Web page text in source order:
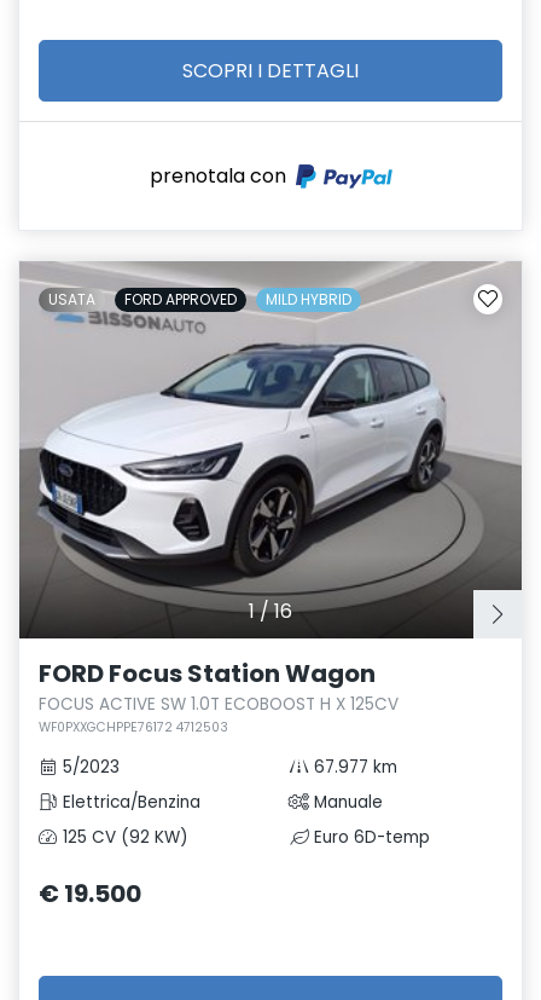
SCOPRI I DETTAGLI
prenotala con
1/16
USATA FORD APPROVED MILD HYBRID
FORD Focus Station Wagon
FOCUS ACTIVE SW 1.0T ECOBOOST H X 125CV
WF0PXXGCHPPE76172 4712503
5/2023
67.977 km
Elettrica/Benzina
Manuale
125 CV (92 KW)
Euro 6D-temp
€ 19.500